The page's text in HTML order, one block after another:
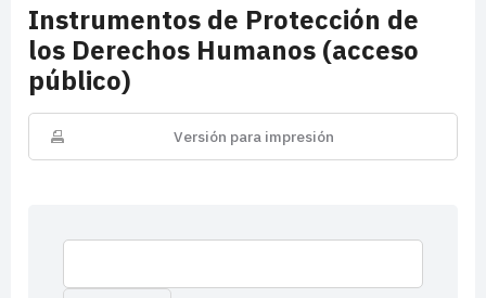
Instrumentos de Protección de
los Derechos Humanos (acceso
público)
Versión para impresión